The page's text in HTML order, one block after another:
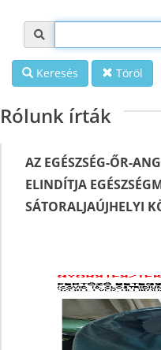
Keresés Töröl
Rólunk írták
AZ EGÉSZSÉG-ŐR-
ELINDÍTJA
SÁTORALJAÚJHELYI